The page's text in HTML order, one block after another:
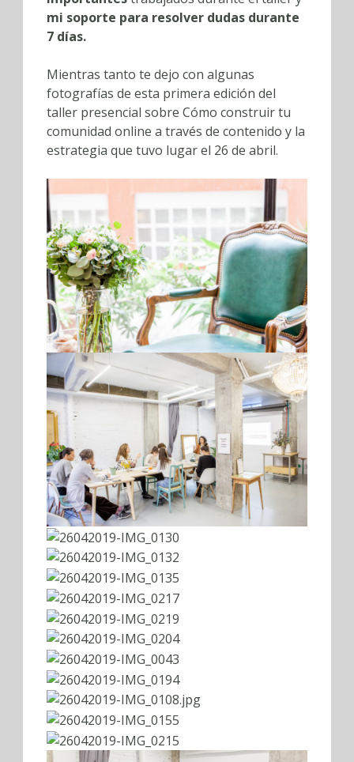
mi soporte para resolver dudas durante
7 días.
Mientras tanto te dejo con algunas
fotografías de esta primera edición del
taller presencial sobre Cómo construir tu
comunidad online a través de contenido y la
estrategia que tuvo lugar el 26 de abril.